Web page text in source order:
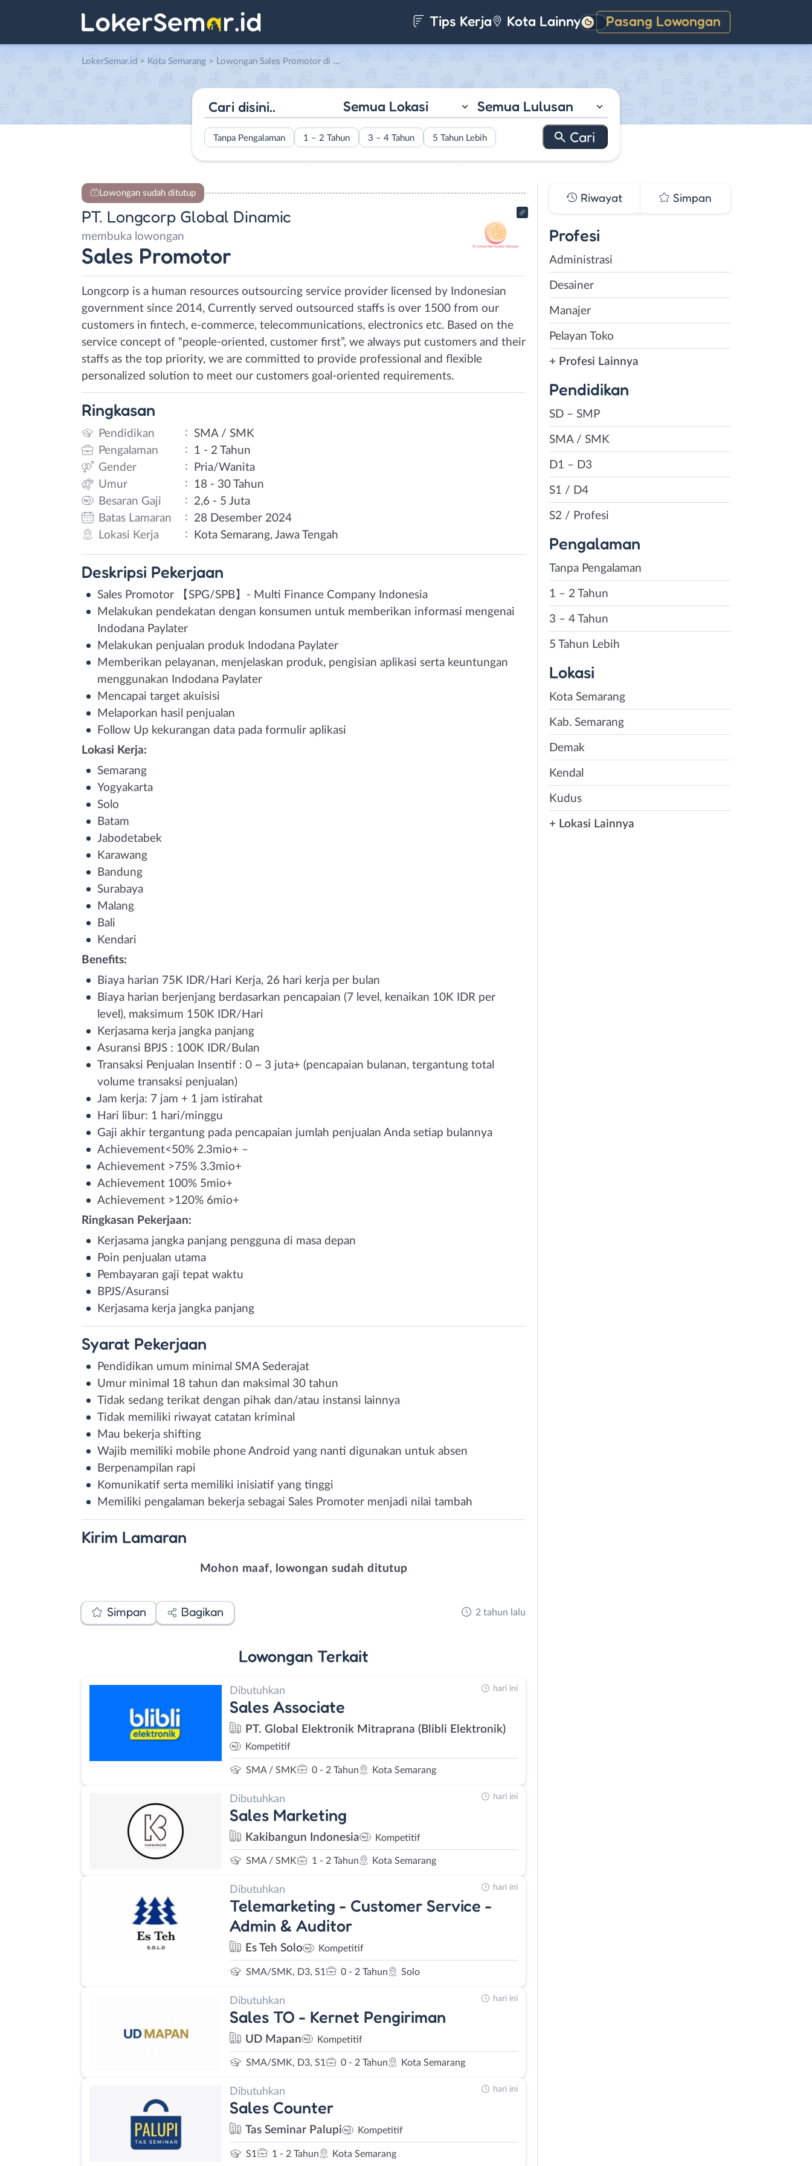
Tips Kerja Kota Lainnya Pasang Lowongan
Gelap
LokerSemar.id > Kota Semarang > Lowongan Sales Promotor di PT. Longcorp Global Dinamic
Semua Lokasi Semua Lulusan
Tanpa Pengalaman 1 – 2 Tahun 3 – 4 Tahun 5 Tahun Lebih
Lowongan sudah ditutup
PT. Longcorp Global Dinamic
membuka lowongan
Sales Promotor
Longcorp is a human resources outsourcing service provider licensed by Indonesian
government since 2014, Currently served outsourced staffs is over 1500 from our
customers in fintech, e-commerce, telecommunications, electronics etc. Based on the
service concept of “people-oriented, customer first”, we always put customers and their
staffs as the top priority, we are committed to provide professional and flexible
personalized solution to meet our customers goal-oriented requirements.
Ringkasan
Pendidikan : SMA / SMK
Pengalaman
:
1 - 2 Tahun
Gender
:
Pria/Wanita
Umur
:
18 - 30 Tahun
Besaran Gaji
:
2,6 - 5 Juta
Batas Lamaran
:
28 Desember 2024
Lokasi Kerja
: Kota Semarang, Jawa Tengah
Deskripsi Pekerjaan
Sales Promotor 【SPG/SPB】- Multi Finance Company Indonesia
Melakukan pendekatan dengan konsumen untuk memberikan informasi mengenai
Indodana Paylater
Melakukan penjualan produk Indodana Paylater
Memberikan pelayanan, menjelaskan produk, pengisian aplikasi serta keuntungan
menggunakan Indodana Paylater
Mencapai target akuisisi
Melaporkan hasil penjualan
Follow Up kekurangan data pada formulir aplikasi
Lokasi Kerja:
Semarang
Yogyakarta
Solo
Batam
Jabodetabek
Karawang
Bandung
Surabaya
Malang
Bali
Kendari
Benefits:
Biaya harian 75K IDR/Hari Kerja, 26 hari kerja per bulan
Biaya harian berjenjang berdasarkan pencapaian (7 level, kenaikan 10K IDR per
level), maksimum 150K IDR/Hari
Kerjasama kerja jangka panjang
Asuransi BPJS : 100K IDR/Bulan
Transaksi Penjualan Insentif : 0 ~ 3 juta+ (pencapaian bulanan, tergantung total
volume transaksi penjualan)
Jam kerja: 7 jam + 1 jam istirahat
Hari libur: 1 hari/minggu
Gaji akhir tergantung pada pencapaian jumlah penjualan Anda setiap bulannya
Achievement<50% 2.3mio+ –
Achievement >75% 3.3mio+
Achievement 100% 5mio+
Achievement >120% 6mio+
Ringkasan Pekerjaan:
Kerjasama jangka panjang pengguna di masa depan
Poin penjualan utama
Pembayaran gaji tepat waktu
BPJS/Asuransi
Kerjasama kerja jangka panjang
Syarat Pekerjaan
Pendidikan umum minimal SMA Sederajat
Umur minimal 18 tahun dan maksimal 30 tahun
Tidak sedang terikat dengan pihak dan/atau instansi lainnya
Tidak memiliki riwayat catatan kriminal
Mau bekerja shifting
Wajib memiliki mobile phone Android yang nanti digunakan untuk absen
Berpenampilan rapi
Komunikatif serta memiliki inisiatif yang tinggi
Memiliki pengalaman bekerja sebagai Sales Promoter menjadi nilai tambah
Kirim Lamaran
Mohon maaf, lowongan sudah ditutup
Simpan Bagikan 2 tahun lalu
Lowongan Terkait
Dibutuhkan
Sales Associate
PT. Global Elektronik Mitraprana (Blibli Elektronik)
Kompetitif
SMA / SMK 0 - 2 Tahun Kota Semarang
hari ini
Dibutuhkan
Sales Marketing
Kakibangun Indonesia Kompetitif
SMA / SMK 1 - 2 Tahun Kota Semarang
hari ini
Dibutuhkan
Telemarketing - Customer Service -
Admin & Auditor
Es Teh Solo Kompetitif
SMA/SMK, D3, S1 0 - 2 Tahun Solo
hari ini
Dibutuhkan
Sales TO - Kernet Pengiriman
UD Mapan Kompetitif
SMA/SMK, D3, S1 0 - 2 Tahun Kota Semarang
hari ini
Dibutuhkan
Sales Counter
Tas Seminar Palupi Kompetitif
S1 1 - 2 Tahun Kota Semarang
hari ini
Riwayat Simpan
Profesi
Administrasi
Desainer
Manajer
Pelayan Toko
+ Profesi Lainnya
Pendidikan
SD – SMP
SMA / SMK
D1 – D3
S1 / D4
S2 / Profesi
Pengalaman
Tanpa Pengalaman
1 – 2 Tahun
3 – 4 Tahun
5 Tahun Lebih
Lokasi
Kota Semarang
Kab. Semarang
Demak
Kendal
Kudus
+ Lokasi Lainnya